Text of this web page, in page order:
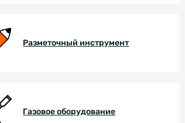
Разметочный инструмент
Газовое оборудование